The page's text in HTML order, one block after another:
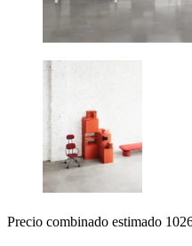
Precio combinado estimado